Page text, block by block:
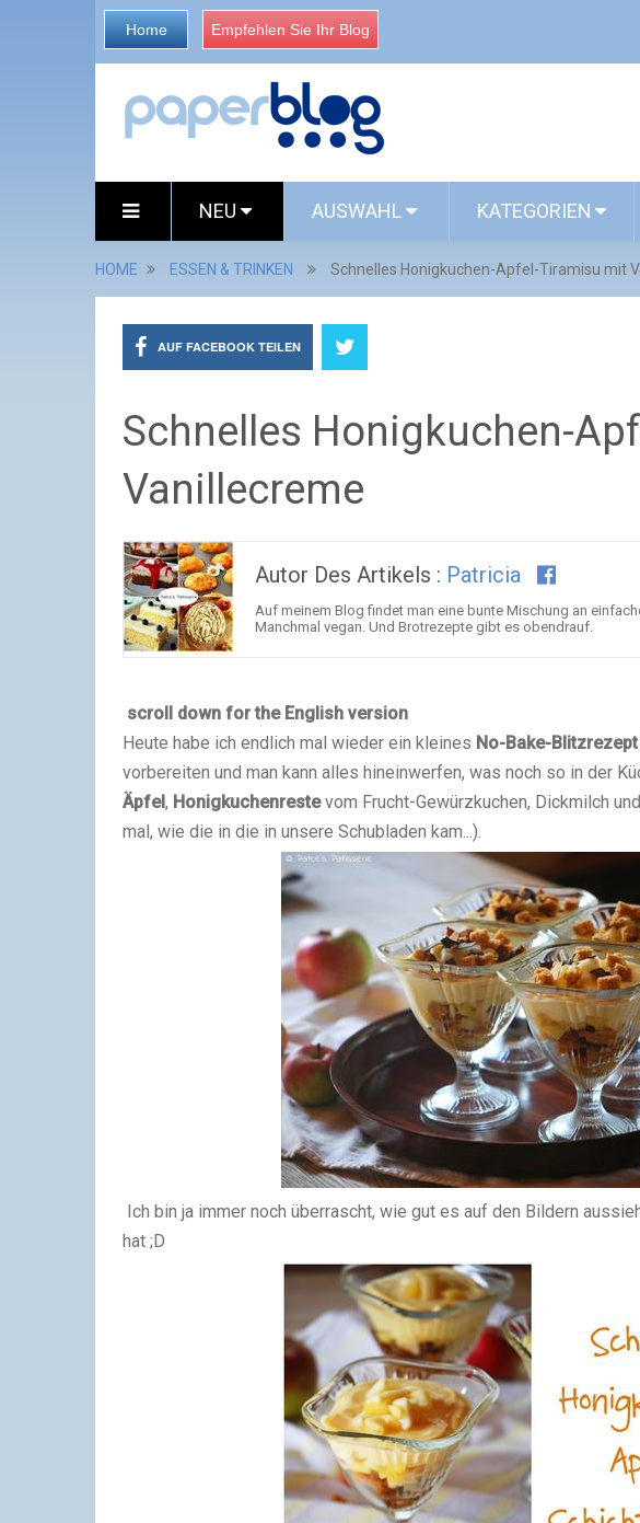
Home Empfehlen Sie Ihr Blog
NEU AUSWAHL KATEGORIEN
HOME ESSEN & TRINKEN Schnelles Honigkuchen-Apfel-Tiramisu mit
AUF FACEBOOK TEILEN
Schnelles Honigkuchen-
Vanillecreme
Autor Des Artikels : Patricia
Auf meinem Blog findet man eine bunte Mischung an
Manchmal vegan. Und Brotrezepte gibt es obendrauf.
scroll down for the English version
Heute habe ich endlich mal wieder ein kleines No-Bake-Blitzrezept
vorbereiten und man kann alles hineinwerfen, was noch so in der
Äpfel, Honigkuchenrestevom Frucht-Gewürzkuchen, Dickmilch
mal, wie die in die in unsere Schubladen kam...).
Ich bin ja immer noch überrascht, wie gut es auf den Bildern
hat ;D